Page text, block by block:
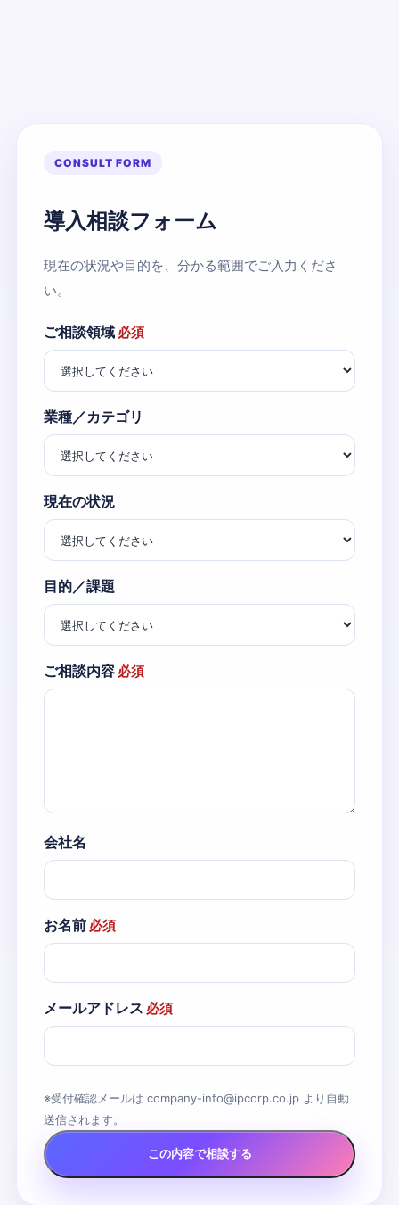
CONSULT FORM
導入相談フォーム
現在の状況や目的を、分かる範囲でご入力くださ
い。
ご相談領域 必須
業種／カテゴリ
現在の状況
目的／課題
ご相談内容 必須
会社名
お名前 必須
メールアドレス 必須
※受付確認メールは company-info@ipcorp.co.jp より自動
送信されます。
この内容で相談する